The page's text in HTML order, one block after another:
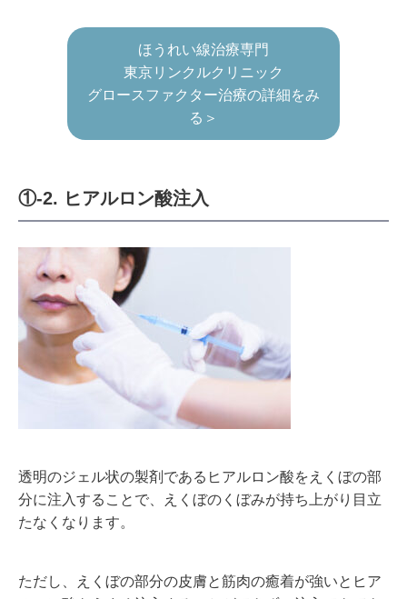
ほうれい線治療専門
東京リンクルクリニック
グロースファクター治療の詳細をみ
る＞
①-2. ヒアルロン酸注入
透明のジェル状の製剤であるヒアルロン酸をえくぼの部
分に注入することで、えくぼのくぼみが持ち上がり目立
たなくなります。
ただし、えくぼの部分の皮膚と筋肉の癒着が強いとヒア